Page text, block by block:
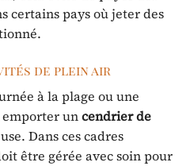
certains pays où jeter des
de plein air
à la plage ou une
uncendrier de
Dans ces cadres
être gérée avec soin pour